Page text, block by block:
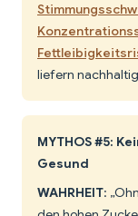
liefern
MYTHOS #5:
Gesund
WAHRHEIT: